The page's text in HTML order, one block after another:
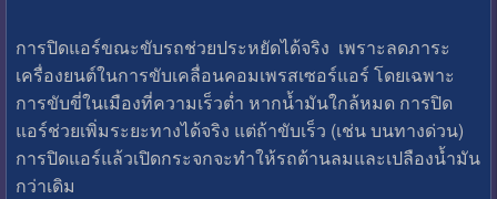
การปิดแอร์ขณะขับรถช่วยประหยัดได้จริง เพราะลดภาระ
เครื่องยนต์ในการขับเคลื่อนคอมเพรสเซอร์แอร์ โดยเฉพาะ
การขับขี่ในเมืองที่ความเร็วต่ำ หากน้ำมันใกล้หมด การปิด
แอร์ช่วยเพิ่มระยะทางได้จริง แต่ถ้าขับเร็ว (เช่น บนทางด่วน)
การปิดแอร์แล้วเปิดกระจกจะทำให้รถต้านลมและเปลืองน้ำมัน
กว่าเดิม